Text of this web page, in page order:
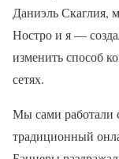
Даниэль Скаглия,
Ностро и я —
изменить способ
сетях.
Мы сами работали
традиционный